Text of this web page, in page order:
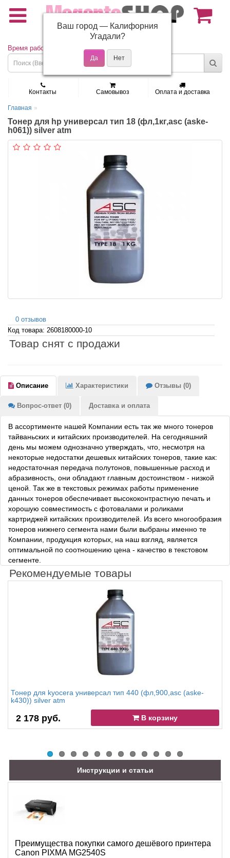
(495) 150-01-37
Время работы: Пн - Пт 9:30 - 19:00
Контакты Самовывоз Оплата и доставка
Главная
Тонер для hp универсал тип 18 (фл,1кг,asc (aske-
h061)) silver atm
0 отзывов
Код товара: 2608180000-10
Товар снят с продажи
Описание Характеристики Отзывы (0)
Вопрос-ответ (0) Доставка и оплата
В ассортименте нашей Компании есть так же много тонеров
тайваньских и китайских производителей. На сегодняшний
день мы можем однозначно утверждать, что, несмотря на
некоторые недостатки дешевых китайских тонеров, такие как:
недостаточная передача полутонов, повышенные расход и
абразивность, они обладают главным достоинством - низкой
ценой. Так же в текстовых режимах работы применение
данных тонеров обеспечивает высококонтрастную печать и
хорошую совместимость с фотовалами и роликами
картриджей китайских производителей. Из всего многообразия
тонеров нижнего сегмента нами были выбраны именно те
Компании, продукция которых, на наш взгляд, является
оптимальной по соотношению цена - качество в текстовом
сегменте.
Рекомендуемые товары
Тонер для kyocera универсал тип 440 (фл,900,asc (aske-
k430)) silver atm
2 178 руб. В корзину
Инструкции и статьи
Преимущества покупки самого дешёвого принтера
Canon PIXMA MG2540S
Ваш город — Калифорния
Угадали?